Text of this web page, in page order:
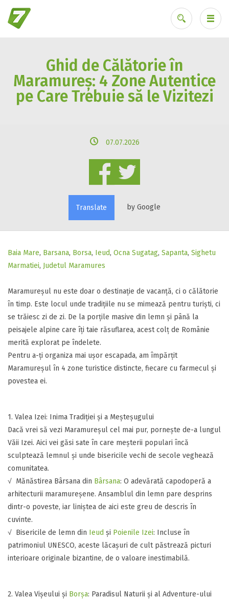
Ai uitat parola?
Ghid de Călătorie în
Maramureș: 4 Zone Autentice
pe Care Trebuie să le Vizitezi
07.07.2026
Translate by Google
Baia Mare, Barsana, Borsa, Ieud, Ocna Sugatag, Sapanta, Sighetu
Marmatiei, Judetul Maramures
​Maramureșul nu este doar o destinație de vacanță, ci o călătorie
în timp. Este locul unde tradițiile nu se mimează pentru turiști, ci
se trăiesc zi de zi. De la porțile masive din lemn și până la
peisajele alpine care îți taie răsuflarea, acest colț de Românie
merită explorat pe îndelete.
​Pentru a-ți organiza mai ușor escapada, am împărțit
Maramureșul în 4 zone turistice distincte, fiecare cu farmecul și
povestea ei.
​1. Valea Izei: Inima Tradiției și a Meșteșugului
​Dacă vrei să vezi Maramureșul cel mai pur, pornește de-a lungul
Văii Izei. Aici vei găsi sate în care meșterii populari încă
sculptează lemnul și unde bisericile vechi de secole veghează
comunitatea.
​​√ Mănăstirea Bârsana din Bârsana: O adevărată capodoperă a
arhitecturii maramureșene. Ansamblul din lemn pare desprins
dintr-o poveste, iar liniștea de aici este greu de descris în
cuvinte.
​√ ​Bisericile de lemn din Ieud și Poienile Izei: Incluse în
patrimoniul UNESCO, aceste lăcașuri de cult păstrează picturi
interioare originale bizantine, de o valoare inestimabilă.
​2. Valea Vișeului și Borșa: Paradisul Naturii și al Adventure-ului